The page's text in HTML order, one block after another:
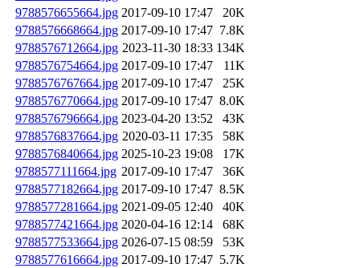
9788576655664.jpg 2017-09-10 17:47
20K
9788576668664.jpg 2017-09-10 17:47 7.8K
9788576712664.jpg 2023-11-30 18:33 134K
9788576754664.jpg 2017-09-10 17:47
11K
9788576767664.jpg 2017-09-10 17:47
25K
9788576770664.jpg 2017-09-10 17:47 8.0K
9788576796664.jpg 2023-04-20 13:52
43K
9788576837664.jpg 2020-03-11 17:35
58K
9788576840664.jpg 2025-10-23 19:08
17K
9788577111664.jpg 2017-09-10 17:47
36K
9788577182664.jpg 2017-09-10 17:47 8.5K
9788577281664.jpg 2021-09-05 12:40
40K
9788577421664.jpg 2020-04-16 12:14
68K
9788577533664.jpg 2026-07-15 08:59
53K
9788577616664.jpg 2017-09-10 17:47 5.7K